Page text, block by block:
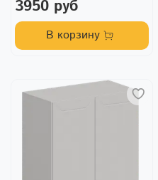
3950 руб
В корзину